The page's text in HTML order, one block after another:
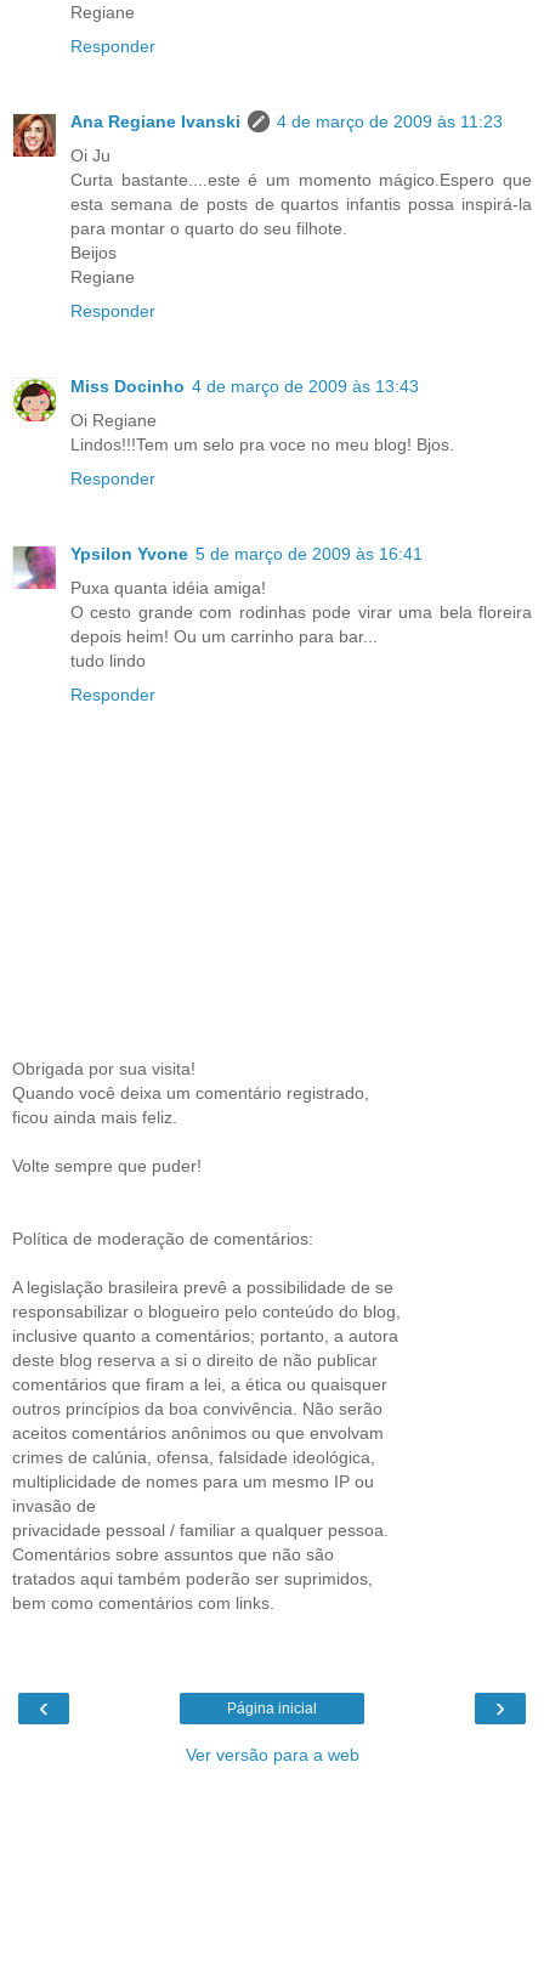
Regiane
Responder
Ana Regiane Ivanski
4 de março de 2009 às 11:23
Oi Ju
Curta bastante....este é um momento mágico.Espero que
esta semana de posts de quartos infantis possa inspirá-la
para montar o quarto do seu filhote.
Beijos
Regiane
Responder
Miss Docinho 4 de março de 2009 às 13:43
Oi Regiane
Lindos!!!Tem um selo pra voce no meu blog! Bjos.
Responder
Ypsilon Yvone 5 de março de 2009 às 16:41
Puxa quanta idéia amiga!
O cesto grande com rodinhas pode virar uma bela floreira
depois heim! Ou um carrinho para bar...
tudo lindo
Responder
Obrigada por sua visita!
Quando você deixa um comentário registrado,
ficou ainda mais feliz.
Volte sempre que puder!
Política de moderação de comentários:
A legislação brasileira prevê a possibilidade de se
responsabilizar o blogueiro pelo conteúdo do blog,
inclusive quanto a comentários; portanto, a autora
deste blog reserva a si o direito de não publicar
comentários que firam a lei, a ética ou quaisquer
outros princípios da boa convivência. Não serão
aceitos comentários anônimos ou que envolvam
crimes de calúnia, ofensa, falsidade ideológica,
multiplicidade de nomes para um mesmo IP ou
invasão de
privacidade pessoal / familiar a qualquer pessoa.
Comentários sobre assuntos que não são
tratados aqui também poderão ser suprimidos,
bem como comentários com links.
‹ ›
Página inicial
Ver versão para a web